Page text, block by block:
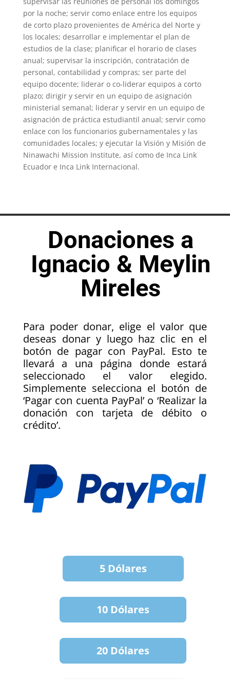
por la noche; servir como enlace entre los equipos
de corto plazo provenientes de América del Norte y
los locales; desarrollar e implementar el plan de
estudios de la clase; planificar el horario de clases
anual; supervisar la inscripción, contratación de
personal, contabilidad y compras; ser parte del
equipo docente; liderar o co-liderar equipos a corto
plazo; dirigir y servir en un equipo de asignación
ministerial semanal; liderar y servir en un equipo de
asignación de práctica estudiantil anual; servir como
enlace con los funcionarios gubernamentales y las
comunidades locales; y ejecutar la Visión y Misión de
Ninawachi Mission Institute, así como de Inca Link
Ecuador e Inca Link Internacional.
Donaciones a
Ignacio & Meylin
Mireles
Para poder donar, elige el valor que
deseas donar y luego haz clic en el
botón de pagar con PayPal. Esto te
llevará a una página donde estará
seleccionado el valor elegido.
Simplemente selecciona el botón de
‘Pagar con cuenta PayPal’ o ‘Realizar la
donación con tarjeta de débito o
crédito’.
5 Dólares
10 Dólares
20 Dólares